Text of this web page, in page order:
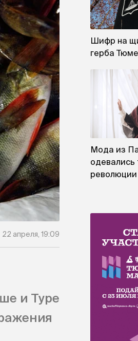
22 апреля, 19:09
и Туре
Шифр на
герба
Мода из
революции